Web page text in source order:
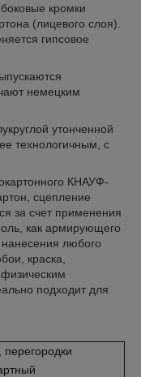
кромки
(лицевого слоя).
гипсовое
немецким
утонченной
технологичным, с
КНАУФ-
сцепление
за счет применения
как армирующего
любого
краска,
подходит для
перегородки